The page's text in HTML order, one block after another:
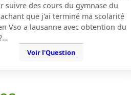
suivre des cours du gymnase du
que j'ai terminé ma scolarité
Vso a lausanne avec obtention du
Voir l'Question